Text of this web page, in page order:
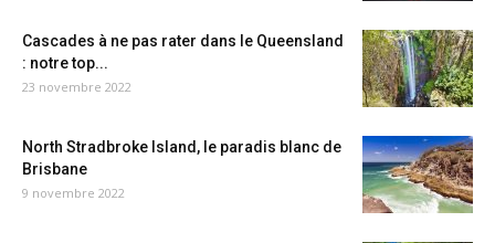
Cascades à ne pas rater dans le Queensland
: notre top...
23 novembre 2022
North Stradbroke Island, le paradis blanc de
Brisbane
9 novembre 2022